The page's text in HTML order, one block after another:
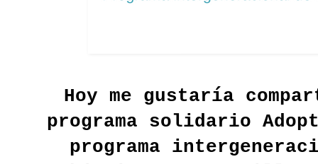
Hoy me gustaría
programa solidario
programa